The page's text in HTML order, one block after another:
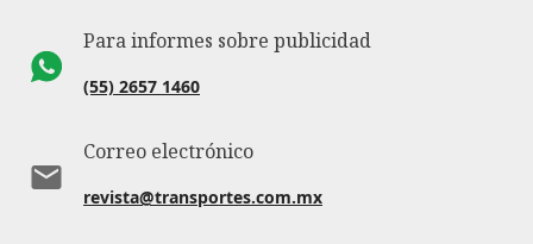
Para informes sobre publicidad
(55) 2657 1460
Correo electrónico
revista@transportes.com.mx